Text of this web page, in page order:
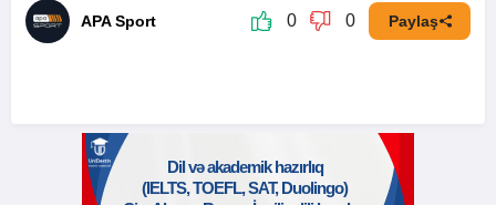
APA Sport 0 0 Paylaş